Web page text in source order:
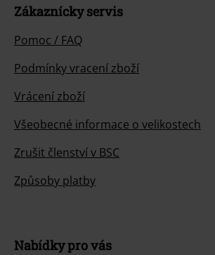
Zákaznícky servis
Pomoc / FAQ
Podmínky vracení zboží
Vrácení zboží
Všeobecné informace o velikostech
Zrušit členství v BSC
Způsoby platby
Nabídky pro vás